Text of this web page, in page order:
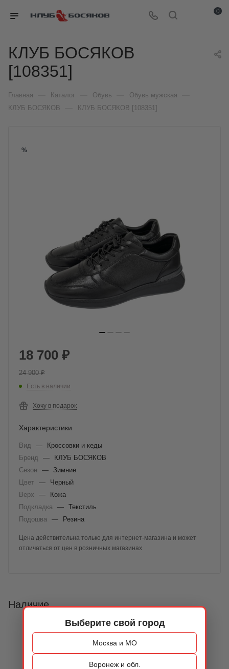
Выберите свой город
Москва и МО
Воронеж и обл.
0
КЛУБ БОСЯКОВ
[108351]
Главная Каталог Обувь Обувь мужская
КЛУБ БОСЯКОВ КЛУБ БОСЯКОВ [108351]
%
18 700 ₽
24 900₽
Есть в наличии
Хочу в подарок
Характеристики
Вид —
Кроссовки и кеды
Бренд
—
КЛУБ БОСЯКОВ
Сезон
— Зимние
Цвет —
Черный
Верх
—
Кожа
Подкладка
— Текстиль
Подошва
— Резина
Цена действительна только для интернет-магазина и может
отличаться от цен в розничных магазинах
Наличие